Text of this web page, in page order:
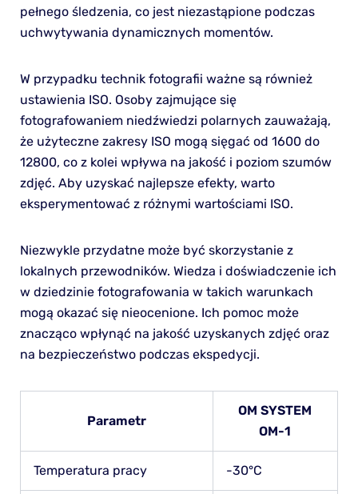
pełnego śledzenia, co jest niezastąpione podczas
uchwytywania dynamicznych momentów.
W przypadku technik fotografii ważne są również
ustawienia ISO. Osoby zajmujące się
fotografowaniem niedźwiedzi polarnych zauważają,
że użyteczne zakresy ISO mogą sięgać od 1600 do
12800, co z kolei wpływa na jakość i poziom szumów
zdjęć. Aby uzyskać najlepsze efekty, warto
eksperymentować z różnymi wartościami ISO.
Niezwykle przydatne może być skorzystanie z
lokalnych przewodników. Wiedza i doświadczenie ich
w dziedzinie fotografowania w takich warunkach
mogą okazać się nieocenione. Ich pomoc może
znacząco wpłynąć na jakość uzyskanych zdjęć oraz
na bezpieczeństwo podczas ekspedycji.
Parametr
OM SYSTEM
OM-1
Temperatura pracy -30°C